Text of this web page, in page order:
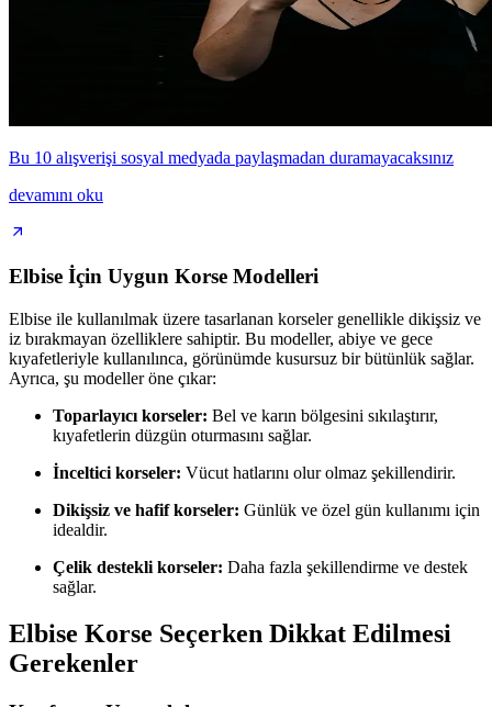
Bu 10 alışverişi sosyal medyada paylaşmadan duramayacaksınız
devamını oku
Elbise İçin Uygun Korse Modelleri
Elbise ile kullanılmak üzere tasarlanan korseler genellikle dikişsiz ve
iz bırakmayan özelliklere sahiptir. Bu modeller, abiye ve gece
kıyafetleriyle kullanılınca, görünümde kusursuz bir bütünlük sağlar.
Ayrıca, şu modeller öne çıkar:
Toparlayıcı korseler: Bel ve karın bölgesini sıkılaştırır,
kıyafetlerin düzgün oturmasını sağlar.
İnceltici korseler: Vücut hatlarını olur olmaz şekillendirir.
Dikişsiz ve hafif korseler: Günlük ve özel gün kullanımı için
idealdir.
Çelik destekli korseler: Daha fazla şekillendirme ve destek
sağlar.
Elbise Korse Seçerken Dikkat Edilmesi
Gerekenler